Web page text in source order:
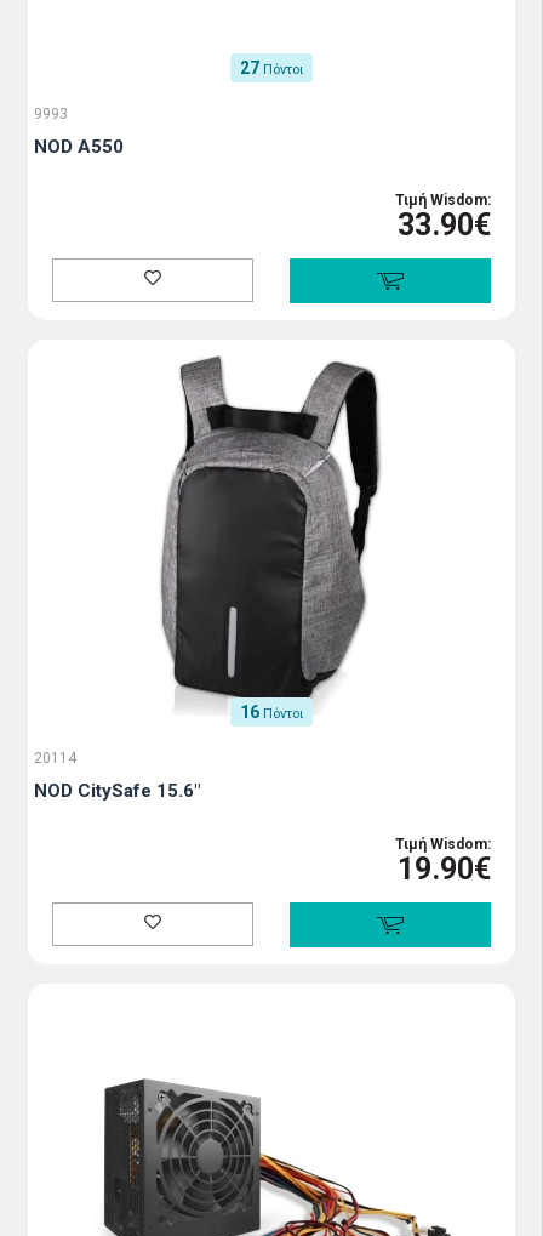
27 Πόντοι
9993
NOD A550
Τιμή Wisdom:
33.90€
16 Πόντοι
20114
NOD CitySafe 15.6"
Τιμή Wisdom:
19.90€